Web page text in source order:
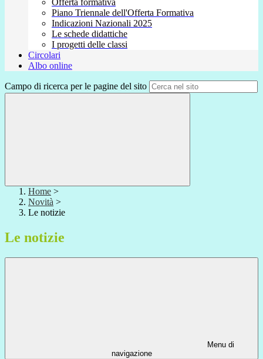
Offerta formativa
Piano Triennale dell'Offerta Formativa
Indicazioni Nazionali 2025
Le schede didattiche
I progetti delle classi
Circolari
Albo online
Campo di ricerca per le pagine del sito
Home >
Novità >
Le notizie
Le notizie
Menu di
navigazione